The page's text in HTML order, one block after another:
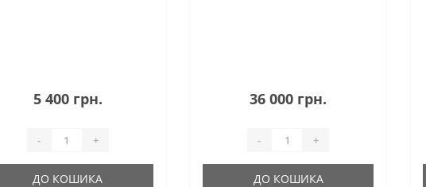
5 400 грн.
- +
ДО КОШИКА
36 000 грн.
- +
ДО КОШИКА